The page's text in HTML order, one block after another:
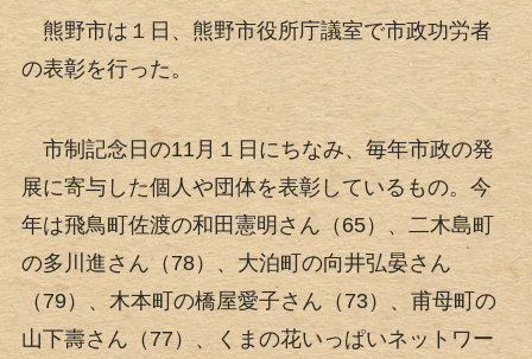
熊野市は１日、熊野市役所庁議室で市政功労者
の表彰を行った。
市制記念日の11月１日にちなみ、毎年市政の発
展に寄与した個人や団体を表彰しているもの。今
年は飛鳥町佐渡の和田憲明さん（65）、二木島町
の多川進さん（78）、大泊町の向井弘晏さん
（79）、木本町の橋屋愛子さん（73）、甫母町の
山下壽さん（77）、くまの花いっぱいネットワー